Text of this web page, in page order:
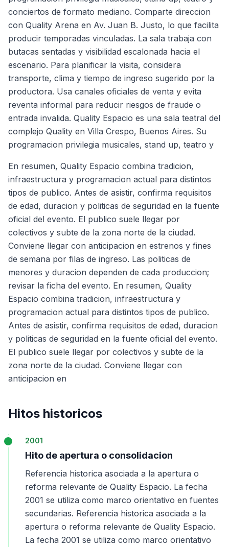
conciertos de formato mediano. Comparte direccion
con Quality Arena en Av. Juan B. Justo, lo que facilita
producir temporadas vinculadas. La sala trabaja con
butacas sentadas y visibilidad escalonada hacia el
escenario. Para planificar la visita, considera
transporte, clima y tiempo de ingreso sugerido por la
productora. Usa canales oficiales de venta y evita
reventa informal para reducir riesgos de fraude o
entrada invalida. Quality Espacio es una sala teatral del
complejo Quality en Villa Crespo, Buenos Aires. Su
programacion privilegia musicales, stand up, teatro y
En resumen, Quality Espacio combina tradicion,
infraestructura y programacion actual para distintos
tipos de publico. Antes de asistir, confirma requisitos
de edad, duracion y politicas de seguridad en la fuente
oficial del evento. El publico suele llegar por
colectivos y subte de la zona norte de la ciudad.
Conviene llegar con anticipacion en estrenos y fines
de semana por filas de ingreso. Las politicas de
menores y duracion dependen de cada produccion;
revisar la ficha del evento. En resumen, Quality
Espacio combina tradicion, infraestructura y
programacion actual para distintos tipos de publico.
Antes de asistir, confirma requisitos de edad, duracion
y politicas de seguridad en la fuente oficial del evento.
El publico suele llegar por colectivos y subte de la
zona norte de la ciudad. Conviene llegar con
anticipacion en
Hitos historicos
2001
Hito de apertura o consolidacion
Referencia historica asociada a la apertura o
reforma relevante de Quality Espacio. La fecha
2001 se utiliza como marco orientativo en fuentes
secundarias. Referencia historica asociada a la
apertura o reforma relevante de Quality Espacio.
La fecha 2001 se utiliza como marco orientativo